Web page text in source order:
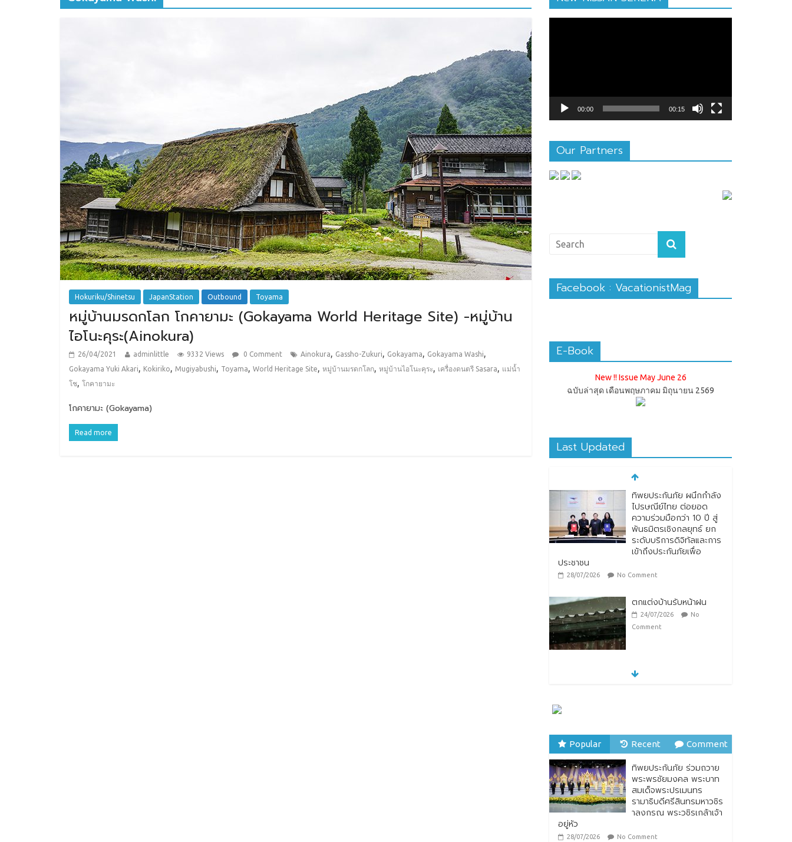
Hokuriku/Shinetsu JapanStation Outbound Toyama
หมู่บ้านมรดกโลก โกคายามะ (Gokayama World Heritage Site) -หมู่บ้าน
ไอโนะคุระ(Ainokura)
26/04/2021 adminlittle 9332 Views 0 Comment Ainokura, Gassho-Zukuri, Gokayama, Gokayama Washi,
Gokayama Yuki Akari, Kokiriko, Mugiyabushi, Toyama, World Heritage Site, หมู่บ้านมรดกโลก, หมู่บ้านไอโนะคุระ, เครื่องดนตรี Sasara, แม่น้ำ
โช, โกคายามะ
โกคายามะ (Gokayama)
Read more
00:00 00:15
Our Partners
Facebook : VacationistMag
E-Book
New !! Issue May June 26
ฉบับล่าสุด เดือนพฤษภาคม มิถุนายน 2569
Last Updated
ทิพยประกันภัย ผนึกกำลัง
ไปรษณีย์ไทย ต่อยอด
ความร่วมมือกว่า 10 ปี สู่
พันธมิตรเชิงกลยุทธ์ ยก
ระดับบริการดิจิทัลและการ
เข้าถึงประกันภัยเพื่อ
ประชาชน
28/07/2026 No Comment
ตกแต่งบ้านรับหน้าฝน
24/07/2026
No
Comment
“รมว.ซาบีดา” แถลงข่าว
สัญลักษณ์ “Thailand Best Local Food”
ทิพยประกันภัย ร่วมถวาย
พระพรชัยมงคล พระบาท
สมเด็จพระปรเมนทร
รามาธิบดีศรีสินทรมหาวชิร
อยู่หัว
Popular Recent Comment
ทิพยประกันภัย ร่วมถวาย
พระพรชัยมงคล พระบาท
สมเด็จพระปรเมนทร
รามาธิบดีศรีสินทรมหาวชิร
าลงกรณ พระวชิรเกล้าเจ้า
อยู่หัว
28/07/2026 No Comment